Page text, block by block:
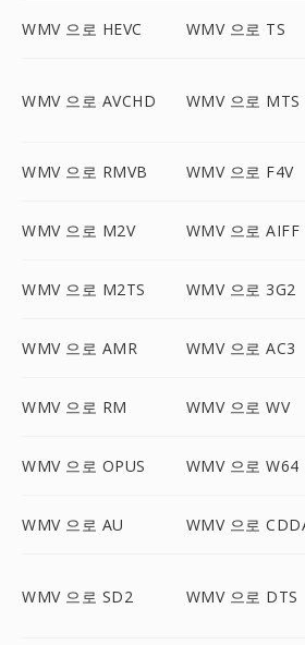
WMV 으로 HEVC WMV 으로 TS
WMV 으로 AVCHD WMV 으로 MTS
WMV 으로 RMVB WMV 으로 F4V
WMV 으로 M2V WMV 으로 AIFF
WMV 으로 M2TS WMV 으로 3G2
WMV 으로 AMR WMV 으로 AC3
WMV 으로 RM WMV 으로 WV
WMV 으로 OPUS WMV 으로 W64
WMV 으로 AU WMV 으로
WMV 으로 SD2 WMV 으로 DTS